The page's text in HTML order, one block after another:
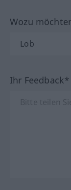
Wozu
Ihr Feedback*